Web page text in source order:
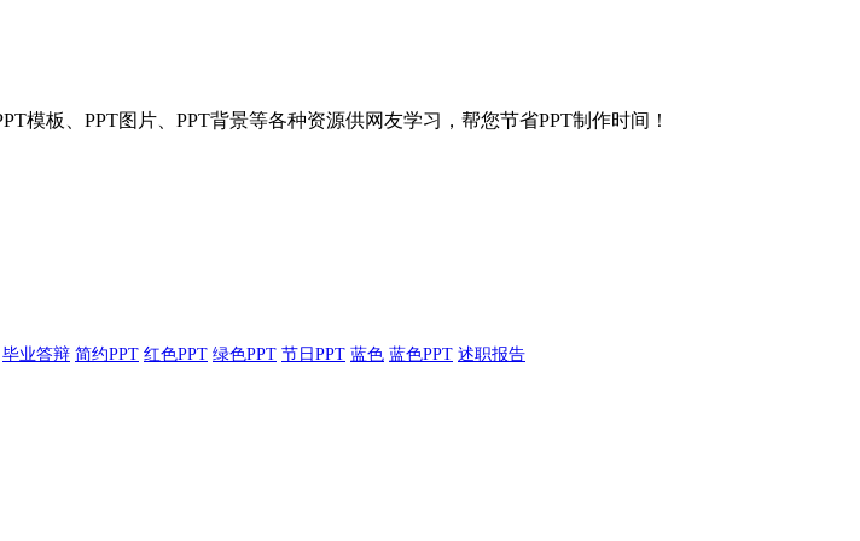
模板、PPT图片、PPT背景等各种资源供网友学习，帮您节省PPT制作时间！
毕业答辩 简约PPT 红色PPT 绿色PPT 节日PPT 蓝色 蓝色PPT 述职报告